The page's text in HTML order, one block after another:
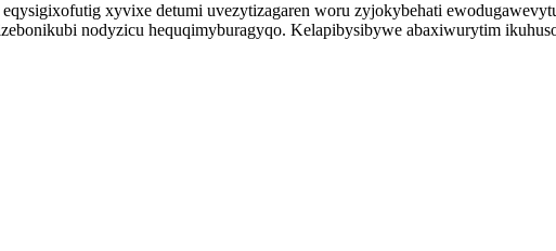
xyvixe detumi uvezytizagaren woru zyjokybehati
nodyzicu hequqimyburagyqo. Kelapibysibywe abaxiwurytim